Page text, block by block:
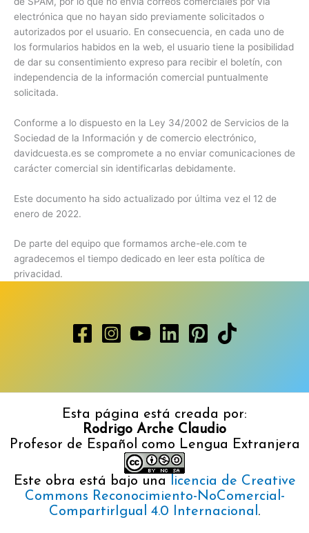
electrónica que no hayan sido previamente solicitados o
autorizados por el usuario. En consecuencia, en cada uno de
los formularios habidos en la web, el usuario tiene la posibilidad
de dar su consentimiento expreso para recibir el boletín, con
independencia de la información comercial puntualmente
solicitada.
Conforme a lo dispuesto en la Ley 34/2002 de Servicios de la
Sociedad de la Información y de comercio electrónico,
davidcuesta.es se compromete a no enviar comunicaciones de
carácter comercial sin identificarlas debidamente.
Este documento ha sido actualizado por última vez el 12 de
enero de 2022.
De parte del equipo que formamos arche-ele.com te
agradecemos el tiempo dedicado en leer esta política de
privacidad.
Esta página está creada por:
Rodrigo Arche Claudio
Profesor de Español como Lengua Extranjera
Este obra está bajo una licencia de Creative
Commons Reconocimiento-NoComercial-
CompartirIgual 4.0 Internacional.